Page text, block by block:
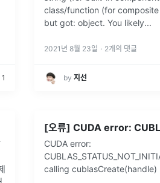
1
class/function (for
but got: object. You likely...
2021년 8월 23일 · 2개의 댓글
by 지선
CUDA error:
calling cublasCreate(handle)